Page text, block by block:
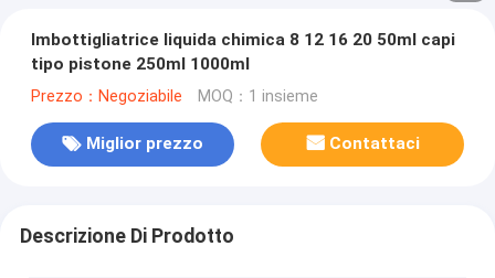
Imbottigliatrice liquida chimica 8 12 16 20 50ml capi
tipo pistone 250ml 1000ml
Prezzo：Negoziabile MOQ：1 insieme
Miglior prezzo Contattaci
Descrizione Di Prodotto